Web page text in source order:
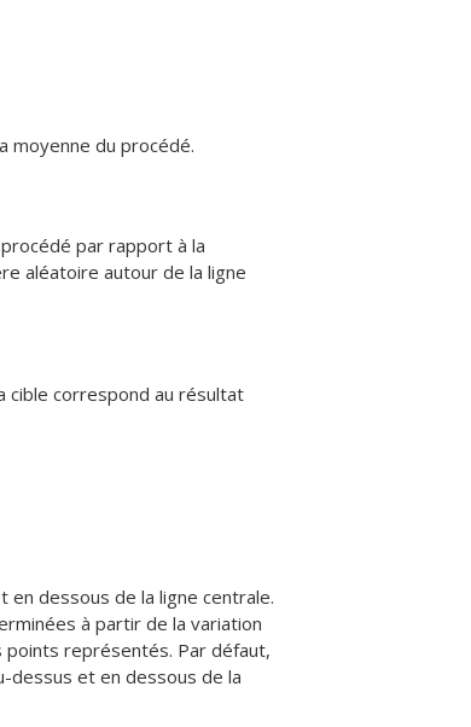
moyenne du procédé.
par rapport à la
aléatoire autour de la ligne
cible correspond au résultat
dessous de la ligne centrale.
à partir de la variation
représentés. Par défaut,
dessus et en dessous de la